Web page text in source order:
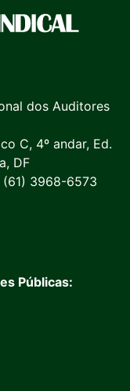
dos Auditores
C, 4º andar, Ed.
DF
3968-6573
Públicas: